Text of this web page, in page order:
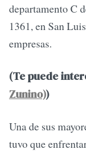
departamento C
1361, en San
empresas.
(Te puede
Zunino))
Una de sus
tuvo que